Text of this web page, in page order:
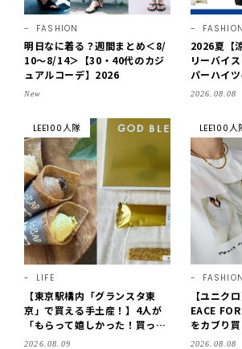
FASHION
明日なに着る？週間まとめ＜8/
10～8/14＞【30・40代のカジ
ュアルコーデ】2026
New
FASHION
2026夏【
リーバイ
パーハイ
フリーなは
2026.08.08
LEE100人隊
LIFE
【東京駅構内「グランスタ東
京」で買える手土産！】4人が
「もらって嬉しかった！買って
よかった」スイーツを拝見♪G
2026.08.09
LEE100人
FASHION
【ユニク
EACE
をカブり
をチェッ
2026.08.08